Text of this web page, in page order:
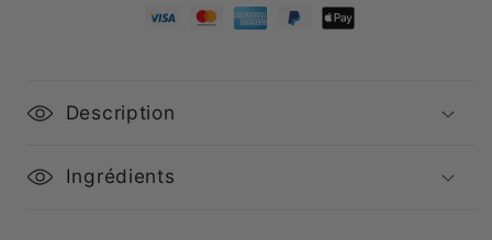
Description
Ingrédients